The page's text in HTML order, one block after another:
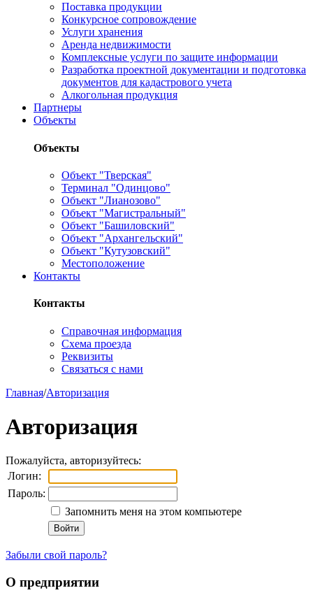
Поставка продукции
Конкурсное сопровождение
Услуги хранения
Аренда недвижимости
Комплексные услуги по защите информации
Разработка проектной документации и подготовка
документов для кадастрового учета
Алкогольная продукция
Партнеры
Объекты
Объекты
Объект "Тверская"
Терминал "Одинцово"
Объект "Лианозово"
Объект "Магистральный"
Объект "Башиловский"
Объект "Архангельский"
Объект "Кутузовский"
Местоположение
Контакты
Контакты
Справочная информация
Схема проезда
Реквизиты
Связаться с нами
Главная/Авторизация
Авторизация
Пожалуйста, авторизуйтесь:
Логин:
Пароль:
Запомнить меня на этом компьютере
Забыли свой пароль?
О предприятии